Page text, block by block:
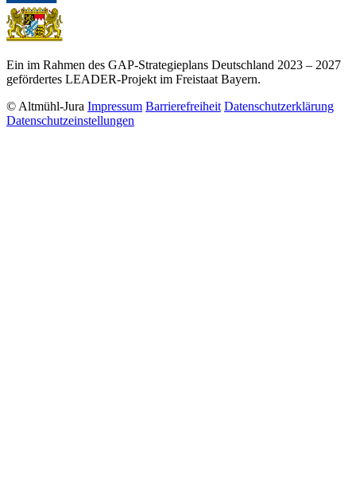
Ein im Rahmen des GAP-Strategieplans Deutschland 2023 – 2027
gefördertes LEADER-Projekt im Freistaat Bayern.
© Altmühl-Jura Impressum Barrierefreiheit Datenschutzerklärung
Datenschutzeinstellungen